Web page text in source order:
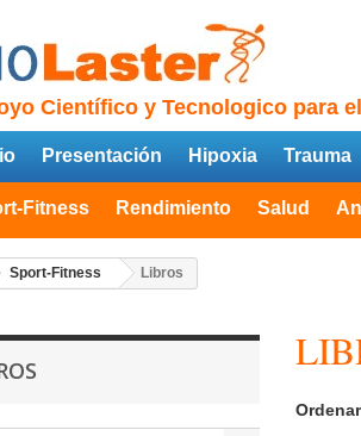
Científico y Tecnologico para
Presentación Hipoxia Trauma
Fitness Rendimiento Salud
Sport-Fitness Libros